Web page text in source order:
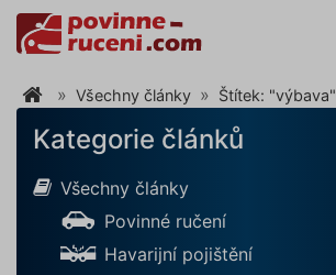
Všechny články Štítek: "výbava"
Kategorie článků
Všechny články
Povinné ručení
Havarijní pojištění